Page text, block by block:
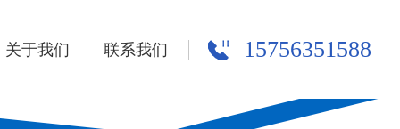
关于我们 联系我们 15756351588